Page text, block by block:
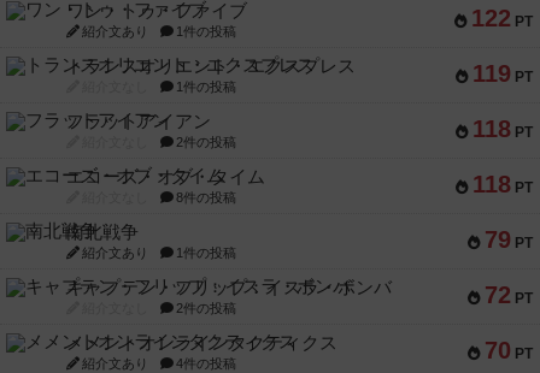
122 PT
ワン・トゥ・ファイブ
紹介文あり 1件の投稿
119 PT
トランスオリエント・エクスプレス
1件の投稿
118 PT
フラットアイアン
2件の投稿
118 PT
エコーズ・オブ・タイム
8件の投稿
79 PT
南北戦争
紹介文あり 1件の投稿
72 PT
キャプテン・フリップ：イスラ・ボンバ
2件の投稿
70 PT
メメントオンラインタクティクス
紹介文あり 4件の投稿